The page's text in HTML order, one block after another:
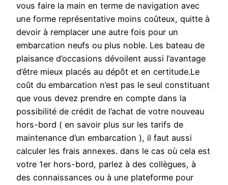
vous faire la main en terme de navigation avec
une forme représentative moins coûteux, quitte à
devoir à remplacer une autre fois pour un
embarcation neufs ou plus noble. Les bateau de
plaisance d’occasions dévoilent aussi l’avantage
d’être mieux placés au dépôt et en certitude.Le
coût du embarcation n’est pas le seul constituant
que vous devez prendre en compte dans la
possibilité de crédit de l’achat de votre nouveau
hors-bord ( en savoir plus sur les tarifs de
maintenance d’un embarcation ), il faut aussi
calculer les frais annexes. dans le cas où cela est
votre 1er hors-bord, parlez à des collègues, à
des connaissances ou à une plateforme pour